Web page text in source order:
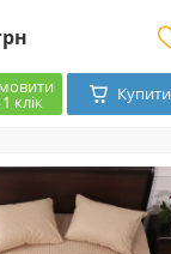
клік Купити